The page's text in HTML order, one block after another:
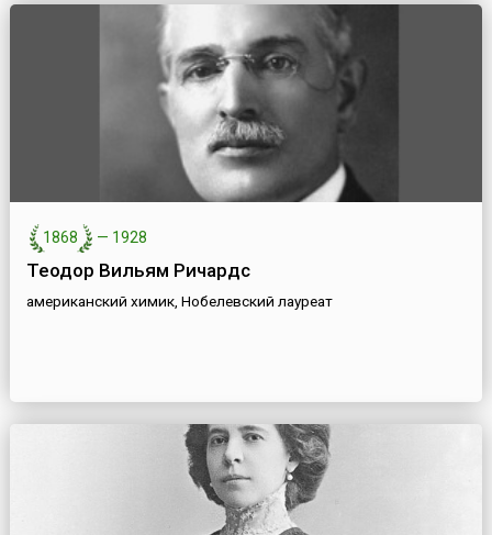
1868 — 1928
Теодор Вильям Ричардс
американский химик, Нобелевский лауреат